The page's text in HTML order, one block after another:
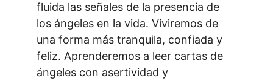
fluida las señales de la presencia de
los ángeles en la vida. Viviremos de
una forma más tranquila, confiada y
feliz. Aprenderemos a leer cartas de
ángeles con asertividad y